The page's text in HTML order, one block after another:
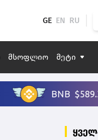
GE EN RU
მსოფლიო მეტი